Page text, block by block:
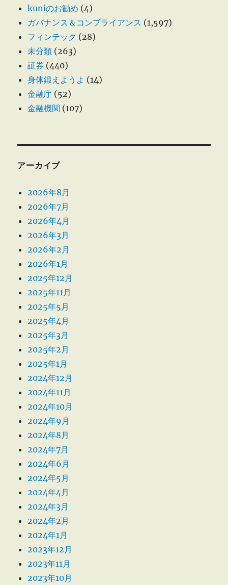
kuniのお勧め (4)
ガバナンス＆コンプライアンス (1,597)
フィンテック (28)
未分類 (263)
証券 (440)
身体鍛えようよ (14)
金融庁 (52)
金融機関 (107)
アーカイブ
2026年8月
2026年7月
2026年4月
2026年3月
2026年2月
2026年1月
2025年12月
2025年11月
2025年5月
2025年4月
2025年3月
2025年2月
2025年1月
2024年12月
2024年11月
2024年10月
2024年9月
2024年8月
2024年7月
2024年6月
2024年5月
2024年4月
2024年3月
2024年2月
2024年1月
2023年12月
2023年11月
2023年10月